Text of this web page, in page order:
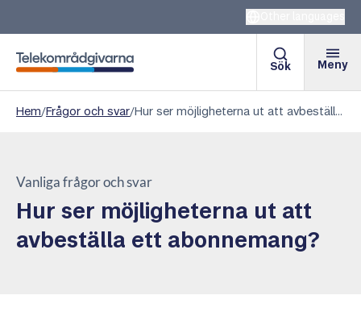
Telekområdgivarna
Sök Meny
Hem/Frågor och svar/ Hur ser möjligheterna ut att avbeställa ett abonnemang?
Vanliga frågor och svar
Hur ser möjligheterna ut att
avbeställa ett abonnemang?